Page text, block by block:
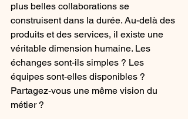
plus belles collaborations se
construisent dans la durée. Au-delà des
produits et des services, il existe une
véritable dimension humaine. Les
échanges sont-ils simples ? Les
équipes sont-elles disponibles ?
Partagez-vous une même vision du
métier ?